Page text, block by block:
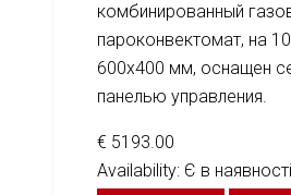
комбинированный
пароконвектомат, на
600x400 мм, оснащен
панелью управления.
€ 5193.00
Availability: Є в наявності